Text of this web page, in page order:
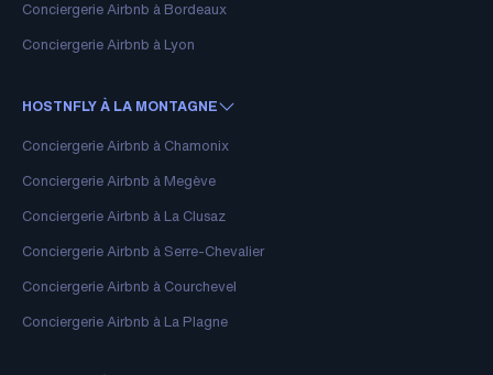
Conciergerie Airbnb à Bordeaux
Conciergerie Airbnb à Lyon
HOSTNFLY À LA MONTAGNE
Conciergerie Airbnb à Chamonix
Conciergerie Airbnb à Megève
Conciergerie Airbnb à La Clusaz
Conciergerie Airbnb à Serre-Chevalier
Conciergerie Airbnb à Courchevel
Conciergerie Airbnb à La Plagne